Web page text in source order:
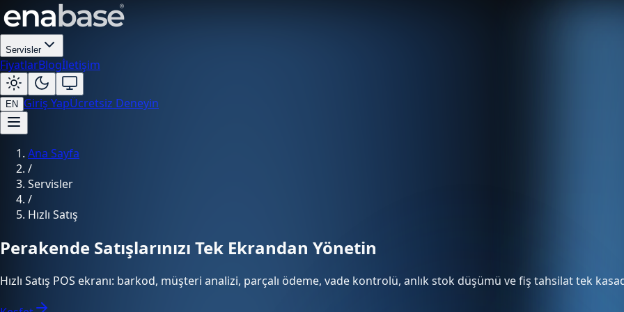
Servisler
FiyatlarBlogİletişim
EN Giriş YapÜcretsiz Deneyin
Ana Sayfa
/
Servisler
/
Hızlı Satış
Perakende Satışlarınızı Tek Ekrandan Yönetin
Hızlı Satış POS ekranı: barkod, müşteri analizi, parçalı ödeme, vade kontrolü, anlık stok düşümü ve fiş tahsilat tek